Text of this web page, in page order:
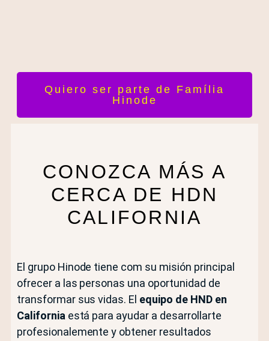
Quiero ser parte de Família
Hinode
CONOZCA MÁS A
CERCA DE HDN
CALIFORNIA
El grupo Hinode tiene com su misión principal
ofrecer a las personas una oportunidad de
transformar sus vidas. El equipo de HND en
Californiaestá para ayudar a desarrollarte
profesionalemente y obtener resultados